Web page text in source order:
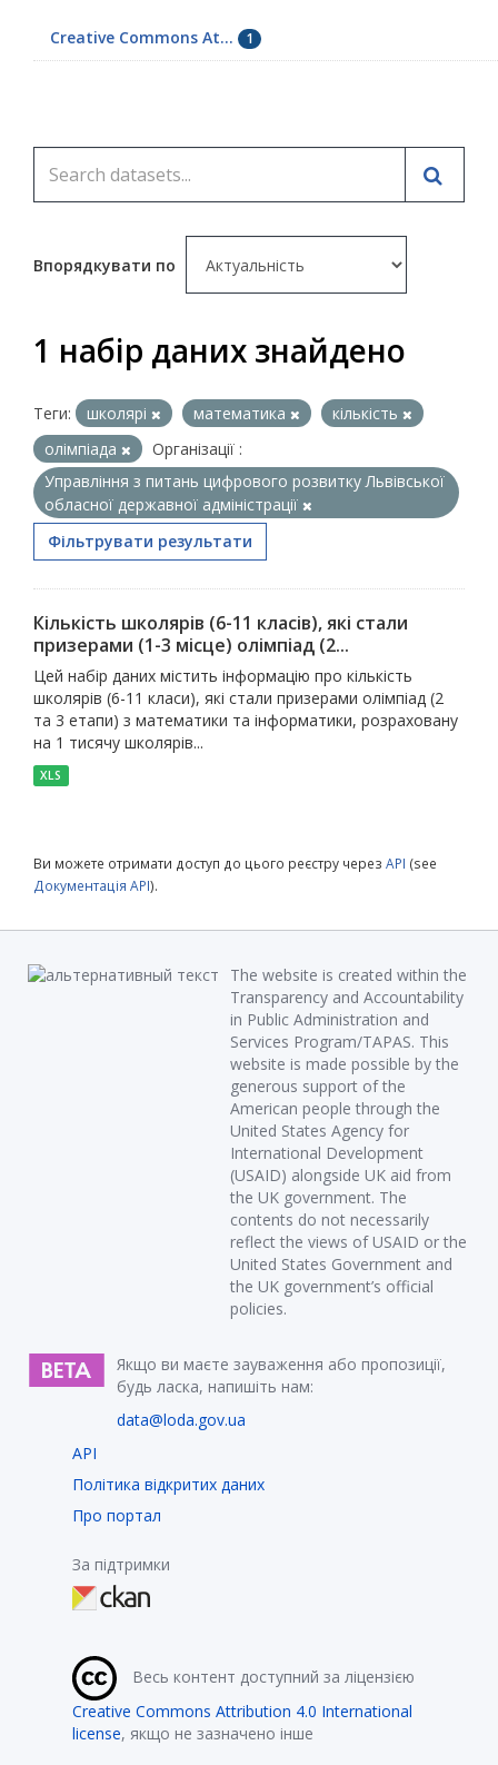
Creative Commons At... 1
Впорядкувати по
1 набір даних знайдено
Теги: школярі математика
кількість
олімпіада
Організації :
Управління з питань цифрового розвитку Львівської
обласної державної адміністрації
Фільтрувати результати
Кількість школярів (6-11 класів), які стали
призерами (1-3 місце) олімпіад (2...
Цей набір даних містить інформацію про кількість
школярів (6-11 класи), які стали призерами олімпіад (2
та 3 етапи) з математики та інформатики, розраховану
на 1 тисячу школярів...
XLS
Ви можете отримати доступ до цього реєстру через API (see
Документація API).
The website is created within the
Transparency and Accountability
in Public Administration and
Services Program/TAPAS. This
website is made possible by the
generous support of the
American people through the
United States Agency for
International Development
(USAID) alongside UK aid from
the UK government. The
contents do not necessarily
reflect the views of USAID or the
United States Government and
the UK government’s official
policies.
Якщо ви маєте зауваження або пропозиції,
будь ласка, напишіть нам:
data@loda.gov.ua
API
Політика відкритих даних
Про портал
За підтримки
Весь контент доступний за ліцензією
Creative Commons Attribution 4.0 International
license, якщо не зазначено інше